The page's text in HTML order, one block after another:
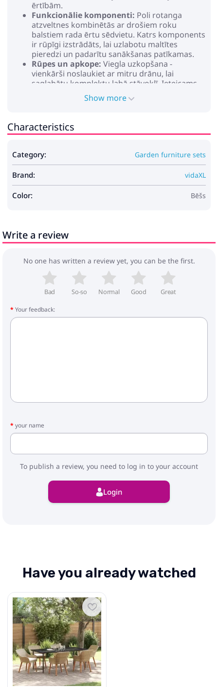
ērtībām.
Funkcionālie komponenti: Poli rotanga
atzveltnes kombinētās ar drošiem roku
balstiem rada ērtu sēdvietu. Katrs komponents
ir rūpīgi izstrādāts, lai uzlabotu maltītes
pieredzi un padarītu sanākšanas patīkamas.
Rūpes un apkope: Viegla uzkopšana -
vienkārši noslaukiet ar mitru drānu, lai
saglabātu komplektu labā stāvoklī. Ieteicams
izmantot ūdensizturīgu pārklājumu, lai
pagarinātu kalpošanas ilgumu un saglabātu
Krāsa: Bēša
Materiāls: Poliratāns
Sēdvietas platums: 41,5 cm
Roku balsta augstums no sēdekļa: 61,5 cm
Maksimālais svars: 660 kg
Sēdvietas: 6
Āra spilvens
Platums x Augstums)
6 x Dārza krēsls: 62,5 x 55 x 82 cm (Garums x
Show more
Characteristics
Category: Garden furniture sets
Brand: vidaXL
Color: Bēšs
Write a review
No one has written a review yet, you can be the first.
Bad So-so Normal Good Great
Your feedback:
your name
To publish a review, you need to log in to your account
Login
Have you already watched